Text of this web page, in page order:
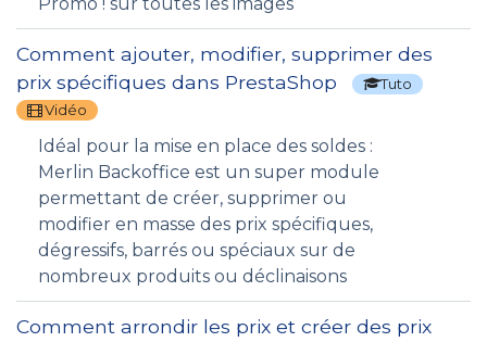
Comment ajouter, modifier, supprimer des
prix spécifiques dans PrestaShop
Tuto
Vidéo
Idéal pour la mise en place des soldes :
Merlin Backoffice est un super module
permettant de créer, supprimer ou
modifier en masse des prix spécifiques,
dégressifs, barrés ou spéciaux sur de
nombreux produits ou déclinaisons
Comment arrondir les prix et créer des prix